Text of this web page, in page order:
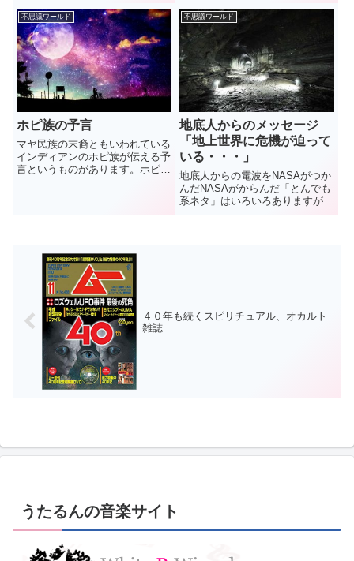
的に特殊な能力を持った人がい
て、そのまま気づかずに人生を送
る人もいます。自分にサイキック
能力が備わっているのかどうか、
それ...
した。実は、これに似た話をかな
り昔の本で読んだことを思い出...
不思議ワールド
ホピ族の予言
マヤ民族の末裔ともいわれている
インディアンのホピ族が伝える予
言というものがあります。ホピ族
不思議ワールド
地底人からのメッセージ
「地上世界に危機が迫って
いる・・・」
地底人からの電波をNASAがつか
んだNASAがからんだ「とんでも
系ネタ」はいろいろありますが、
４０年も続くスピリチュアル、オカルト
雑誌
うたるんの音楽サイト